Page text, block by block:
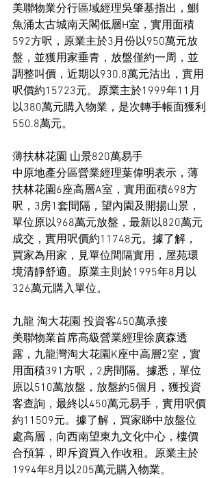
美聯物業分行區域經理吳肇基指出，鰂
魚涌太古城南天閣低層H室，實用面積
592方呎，原業主於3月份以950萬元放
盤，並獲用家垂青，放盤僅約一周，並
調整叫價，近期以930.8萬元沽出，實用
呎價約15723元。原業主於1999年11月
以380萬元購入物業，是次轉手帳面獲利
550.8萬元。
薄扶林花園 山景820萬易手
中原地產分區營業經理葉偉明表示，薄
扶林花園6座高層A室，實用面積698方
呎，3房1套間隔，望內園及開揚山景，
單位原以968萬元放盤，最新以820萬元
成交，實用呎價約11748元。據了解，
買家為用家，見單位間隔實用，屋苑環
境清靜舒適。原業主則於1995年8月以
326萬元購入單位。
九龍 淘大花園 投資客450萬承接
美聯物業首席高級營業經理徐廣森透
露，九龍灣淘大花園K座中高層2室，實
用面積391方呎，2房間隔。據悉，單位
原以510萬放盤，放盤約5個月，獲投資
客查詢，最終以450萬元易手，實用呎價
約11509元。據了解，買家睇中放盤位
處高層，向西南望東九文化中心，樓價
合預算，即斥資買入作收租。原業主於
1994年8月以205萬元購入物業。